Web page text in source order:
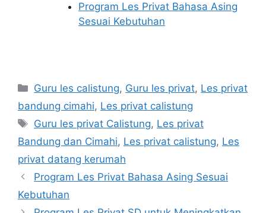
Program Les Privat Bahasa Asing
Sesuai Kebutuhan
Categories
Guru les calistung, Guru les privat, Les privat
bandung cimahi, Les privat calistung
Tags
Guru les privat Calistung, Les privat
Bandung dan Cimahi, Les privat calistung, Les
privat datang kerumah
Program Les Privat Bahasa Asing Sesuai
Kebutuhan